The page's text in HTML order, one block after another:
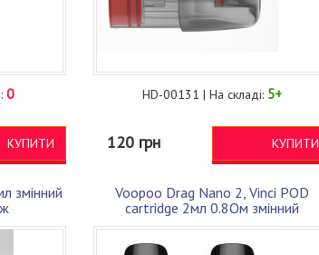
0
КУПИТИ
HD-00131 | На складі: 5+
120 грн КУПИТИ
змінний
Voopoo Drag Nano 2, Vinci POD
cartridge 2мл 0.8Ом змінний
картридж